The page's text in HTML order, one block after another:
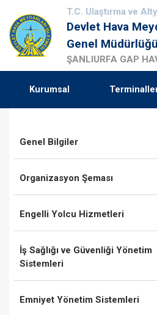
T.C. Ulaştırma ve
Devlet Hava
Genel Müdürlüğü
ŞANLIURFA GAP
Kurumsal
Genel Bilgiler
Organizasyon Şeması
Engelli Yolcu Hizmetleri
İş Sağlığı ve Güvenliği Yönetim
Sistemleri
Emniyet Yönetim Sistemleri